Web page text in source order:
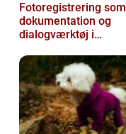
Fotoregistrering som
dokumentation og
dialogværktøj i